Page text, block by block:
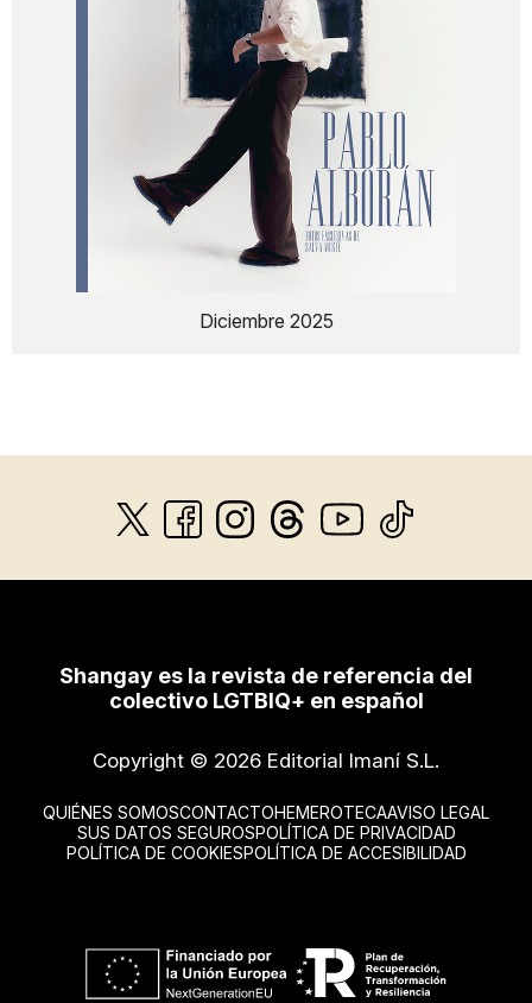
Diciembre 2025
Shangay es la revista de referencia del
colectivo LGTBIQ+ en español
Copyright © 2026 Editorial Imaní S.L.
QUIÉNES SOMOSCONTACTOHEMEROTECAAVISO LEGAL
SUS DATOS SEGUROSPOLÍTICA DE PRIVACIDAD
POLÍTICA DE COOKIESPOLÍTICA DE ACCESIBILIDAD